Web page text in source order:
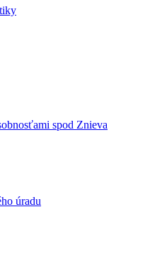
spod Znieva
úradu